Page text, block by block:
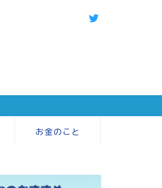
お金のこと